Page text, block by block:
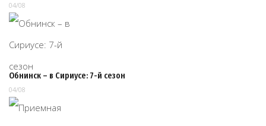
04/08
Обнинск – в Сириусе: 7-й сезон
04/08